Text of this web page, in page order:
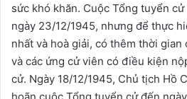
sức khó khăn. Cuộc Tổng tuyển
ngày 23/12/1945, nhưng để thực
nhất và hoà giải, có thêm thời gian
và các ứng cử viên có điều kiện
cử. Ngày 18/12/1945, Chủ tịch Hồ
hoãn cuộc Tổng tuyển cử đến